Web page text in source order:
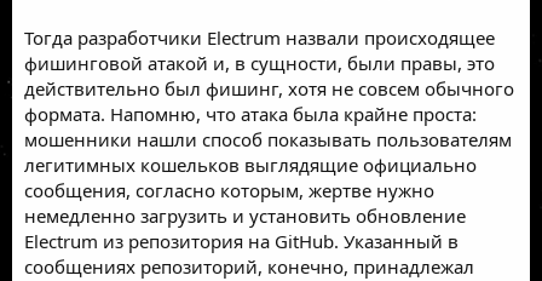
Тогда разработчики Electrum назвали происходящее
фишинговой атакой и, в сущности, были правы, это
действительно был фишинг, хотя не совсем обычного
формата. Напомню, что атака была крайне проста:
мошенники нашли способ показывать пользователям
легитимных кошельков выглядящие официально
сообщения, согласно которым, жертве нужно
немедленно загрузить и установить обновление
Electrum из репозитория на GitHub. Указанный в
сообщениях репозиторий, конечно, принадлежал